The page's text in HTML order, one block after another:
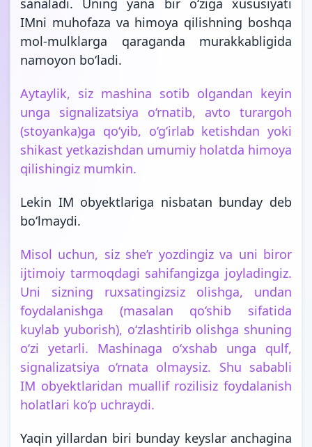
IMni muhofaza va himoya qilishning boshqa
mol-mulklarga qaraganda murakkabligida
namoyon bo‘ladi.
Aytaylik, siz mashina sotib olgandan keyin
unga signalizatsiya o‘rnatib, avto turargoh
(stoyanka)ga qo‘yib, o‘g‘irlab ketishdan yoki
shikast yetkazishdan umumiy holatda himoya
qilishingiz mumkin.
Lekin IM obyektlariga nisbatan bunday deb
bo‘lmaydi.
Misol uchun, siz she’r yozdingiz va uni biror
ijtimoiy tarmoqdagi sahifangizga joyladingiz.
Uni sizning ruxsatingizsiz olishga, undan
foydalanishga (masalan qo‘shib sifatida
kuylab yuborish), o‘zlashtirib olishga shuning
o‘zi yetarli. Mashinaga o‘xshab unga qulf,
signalizatsiya o‘rnata olmaysiz. Shu sababli
IM obyektlaridan muallif rozilisiz foydalanish
holatlari ko‘p uchraydi.
Yaqin yillardan biri bunday keyslar anchagina